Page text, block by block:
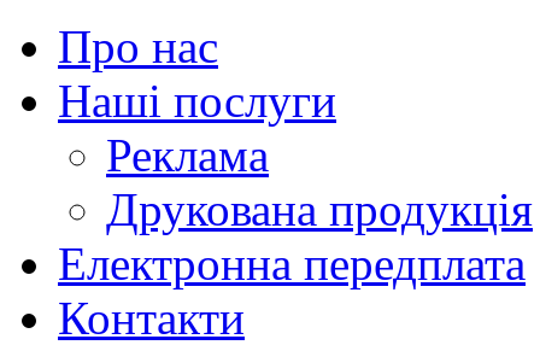
Про нас
Наші послуги
Реклама
Друкована продукція
Електронна передплата
Контакти